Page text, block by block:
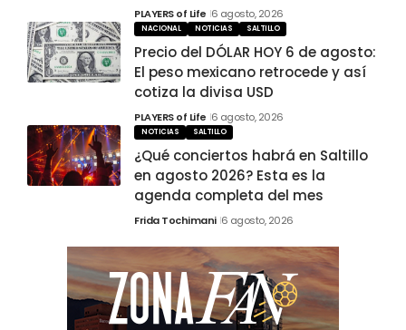
PLAYERS of Life 6 agosto, 2026
NACIONAL NOTICIAS SALTILLO
Precio del DÓLAR HOY 6 de agosto:
El peso mexicano retrocede y así
cotiza la divisa USD
PLAYERS of Life 6 agosto, 2026
NOTICIAS SALTILLO
¿Qué conciertos habrá en Saltillo
en agosto 2026? Esta es la
agenda completa del mes
Frida Tochimani 6 agosto, 2026